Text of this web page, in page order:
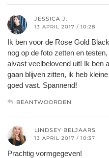
JESSICA J.
13 APRIL 2017 / 10:28
Ik ben voor de Rose Gold
nog op de foto zetten en
alvast veelbelovend uit! Ik ben
gaan blijven zitten, ik heb
goed vast. Spannend!
BEANTWOORDEN
LINDSEY BELJAARS
13 APRIL 2017 / 10:37
Prachtig vormgegeven!